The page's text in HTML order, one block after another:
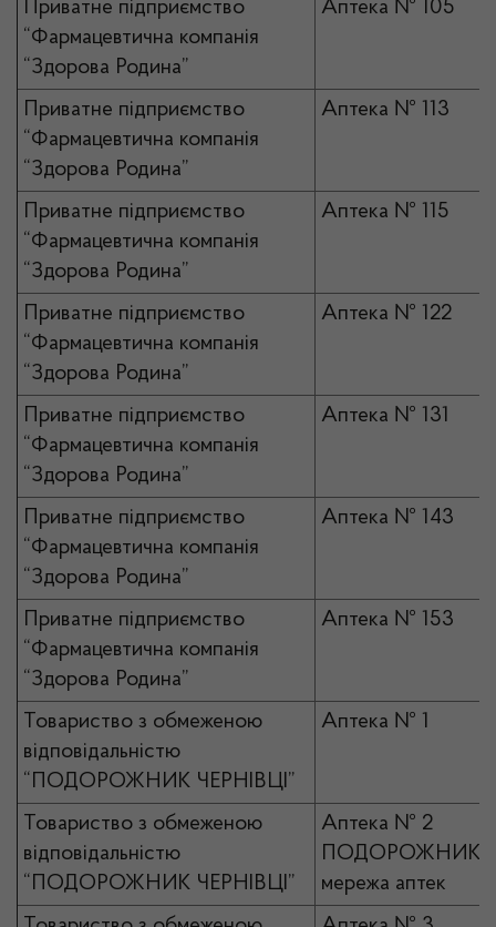
Приватне підприємство
“Фармацевтична компанія
“Здорова Родина”
Аптека № 105
Приватне підприємство
“Фармацевтична компанія
“Здорова Родина”
Аптека № 113
Приватне підприємство
“Фармацевтична компанія
“Здорова Родина”
Аптека № 115
Приватне підприємство
“Фармацевтична компанія
“Здорова Родина”
Аптека № 122
Приватне підприємство
“Фармацевтична компанія
“Здорова Родина”
Аптека № 131
Приватне підприємство
“Фармацевтична компанія
“Здорова Родина”
Аптека № 143
Приватне підприємство
“Фармацевтична компанія
“Здорова Родина”
Аптека № 153
Товариство з обмеженою
відповідальністю
“ПОДОРОЖНИК ЧЕРНІВЦІ”
Аптека № 1
Товариство з обмеженою
відповідальністю
“ПОДОРОЖНИК ЧЕРНІВЦІ”
Аптека № 2
ПОДОРОЖНИК
мережа аптек